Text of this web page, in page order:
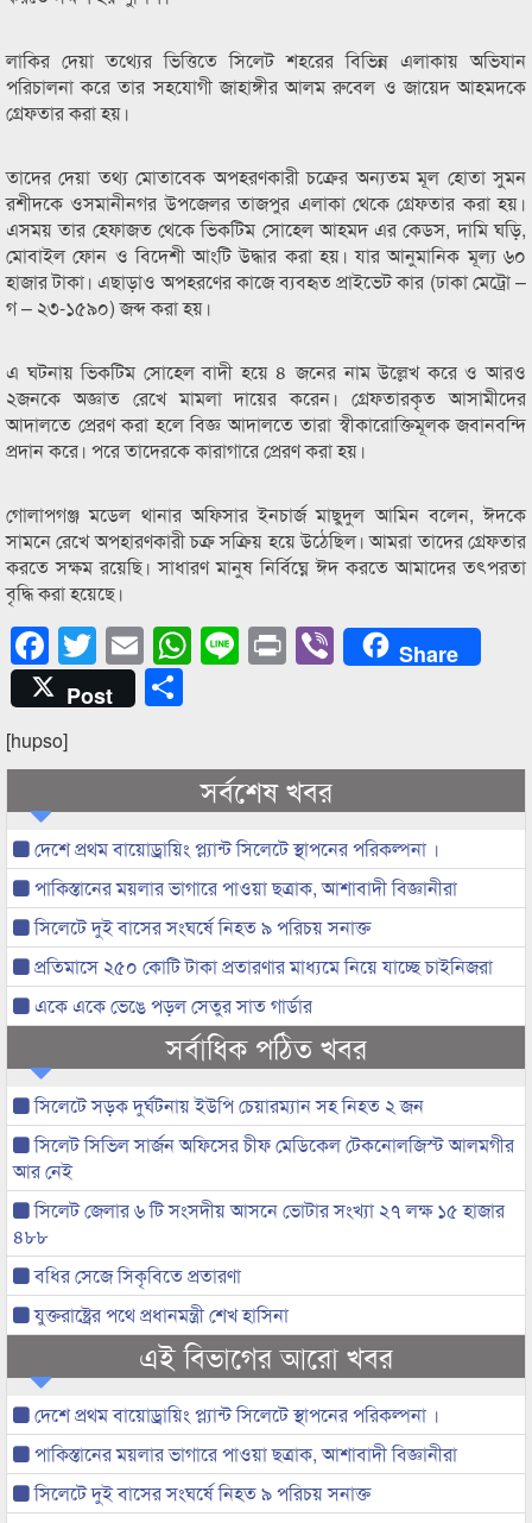
লাকির দেয়া তথ্যের ভিত্তিতে সিলেট শহরের বিভিন্ন এলাকায় অভিযান
পরিচালনা করে তার সহযোগী জাহাঙ্গীর আলম রুবেল ও জায়েদ আহমদকে
গ্রেফতার করা হয়।
তাদের দেয়া তথ্য মোতাবেক অপহরণকারী চক্রের অন্যতম মূল হোতা সুমন
রশীদকে ওসমানীনগর উপজেলর তাজপুর এলাকা থেকে গ্রেফতার করা হয়।
এসময় তার হেফাজত থেকে ভিকটিম সোহেল আহমদ এর কেডস, দামি ঘড়ি,
মোবাইল ফোন ও বিদেশী আংটি উদ্ধার করা হয়। যার আনুমানিক মূল্য ৬০
হাজার টাকা। এছাড়াও অপহরণের কাজে ব্যবহৃত প্রাইভেট কার (ঢাকা মেট্রো –
গ – ২৩-১৫৯০) জব্দ করা হয়।
এ ঘটনায় ভিকটিম সোহেল বাদী হয়ে ৪ জনের নাম উল্লেখ করে ও আরও
২জনকে অজ্ঞাত রেখে মামলা দায়ের করেন। গ্রেফতারকৃত আসামীদের
আদালতে প্রেরণ করা হলে বিজ্ঞ আদালতে তারা স্বীকারোক্তিমূলক জবানবন্দি
প্রদান করে। পরে তাদেরকে কারাগারে প্রেরণ করা হয়।
গোলাপগঞ্জ মডেল থানার অফিসার ইনচার্জ মাছুদুল আমিন বলেন, ঈদকে
সামনে রেখে অপহারণকারী চক্র সক্রিয় হয়ে উঠেছিল। আমরা তাদের গ্রেফতার
করতে সক্ষম রয়েছি। সাধারণ মানুষ নির্বিঘ্নে ঈদ করতে আমাদের তৎপরতা
বৃদ্ধি করা হয়েছে।
Facebook
Twitter
EmailWhatsApp
LinePrintViberShare
Post
[hupso]
সর্বশেষ খবর
দেশে প্রথম বায়োড্রায়িং প্ল্যান্ট সিলেটে স্থাপনের পরিকল্পনা ।
পাকিস্তানের ময়লার ভাগারে পাওয়া ছত্রাক, আশাবাদী বিজ্ঞানীরা
সিলেটে দুই বাসের সংঘর্ষে নিহত ৯ পরিচয় সনাক্ত
প্রতিমাসে ২৫০ কোটি টাকা প্রতারণার মাধ্যমে নিয়ে যাচ্ছে চাইনিজরা
একে একে ভেঙে পড়ল সেতুর সাত গার্ডার
সর্বাধিক পঠিত খবর
সিলেটে সড়ক দুর্ঘটনায় ইউপি চেয়ারম্যান সহ নিহত ২ জন
সিলেট সিভিল সার্জন অফিসের চীফ মেডিকেল টেকনোলজিস্ট আলমগীর
আর নেই
সিলেট জেলার ৬ টি সংসদীয় আসনে ভোটার সংখ্যা ২৭ লক্ষ ১৫ হাজার
৪৮৮
বধির সেজে সিকৃবিতে প্রতারণা
যুক্তরাষ্ট্রের পথে প্রধানমন্ত্রী শেখ হাসিনা
এই বিভাগের আরো খবর
দেশে প্রথম বায়োড্রায়িং প্ল্যান্ট সিলেটে স্থাপনের পরিকল্পনা ।
পাকিস্তানের ময়লার ভাগারে পাওয়া ছত্রাক, আশাবাদী বিজ্ঞানীরা
সিলেটে দুই বাসের সংঘর্ষে নিহত ৯ পরিচয় সনাক্ত